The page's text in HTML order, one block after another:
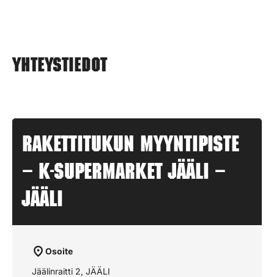
Yhteystiedot
Rakettitukun myyntipiste
– K-SUPERMARKET JÄÄLI –
JÄÄLI
Osoite
Jäälinraitti 2, JÄÄLI